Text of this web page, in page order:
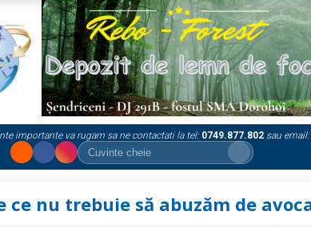
importante va rugam sa ne contactati la tel: 0749.877.802 sau email:
ce nu trebuie să abuzăm de